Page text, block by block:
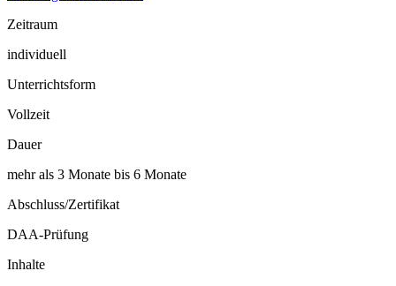
Zeitraum
individuell
Unterrichtsform
Vollzeit
Dauer
mehr als 3 Monate bis 6 Monate
Abschluss/Zertifikat
DAA-Prüfung
Inhalte